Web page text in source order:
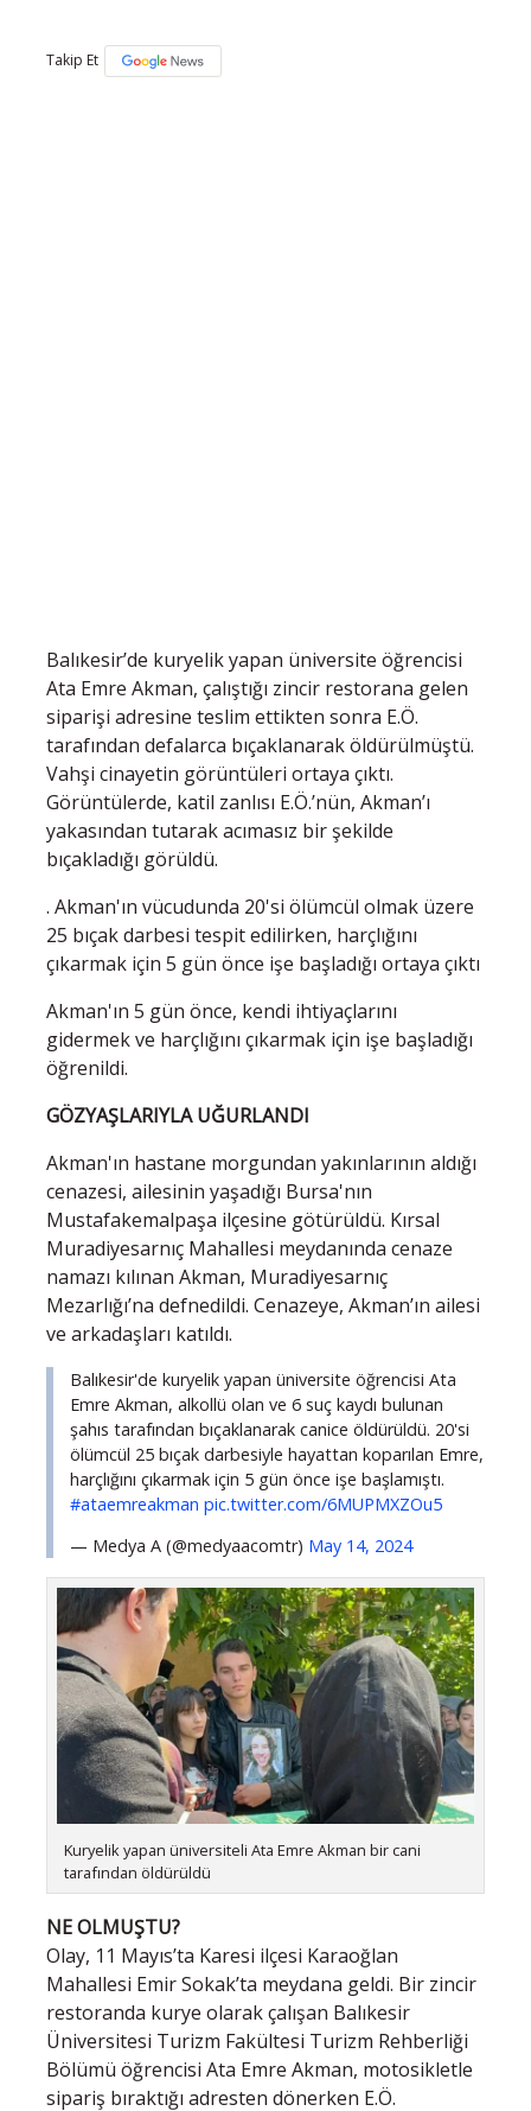
Takip Et
Balıkesir’de kuryelik yapan üniversite öğrencisi
Ata Emre Akman, çalıştığı zincir restorana gelen
siparişi adresine teslim ettikten sonra E.Ö.
tarafından defalarca bıçaklanarak öldürülmüştü.
Vahşi cinayetin görüntüleri ortaya çıktı.
Görüntülerde, katil zanlısı E.Ö.’nün, Akman’ı
yakasından tutarak acımasız bir şekilde
bıçakladığı görüldü.
. Akman'ın vücudunda 20'si ölümcül olmak üzere
25 bıçak darbesi tespit edilirken, harçlığını
çıkarmak için 5 gün önce işe başladığı ortaya çıktı
Akman'ın 5 gün önce, kendi ihtiyaçlarını
gidermek ve harçlığını çıkarmak için işe başladığı
öğrenildi.
GÖZYAŞLARIYLA UĞURLANDI
Akman'ın hastane morgundan yakınlarının aldığı
cenazesi, ailesinin yaşadığı Bursa'nın
Mustafakemalpaşa ilçesine götürüldü. Kırsal
Muradiyesarnıç Mahallesi meydanında cenaze
namazı kılınan Akman, Muradiyesarnıç
Mezarlığı’na defnedildi. Cenazeye, Akman’ın ailesi
ve arkadaşları katıldı.
Balıkesir'de kuryelik yapan üniversite öğrencisi Ata
Emre Akman, alkollü olan ve 6 suç kaydı bulunan
şahıs tarafından bıçaklanarak canice öldürüldü. 20'si
ölümcül 25 bıçak darbesiyle hayattan koparılan Emre,
harçlığını çıkarmak için 5 gün önce işe başlamıştı.
#ataemreakman pic.twitter.com/6MUPMXZOu5
— Medya A (@medyaacomtr) May 14, 2024
Kuryelik yapan üniversiteli Ata Emre Akman bir cani
tarafından öldürüldü
NE OLMUŞTU?
Olay, 11 Mayıs’ta Karesi ilçesi Karaoğlan
Mahallesi Emir Sokak’ta meydana geldi. Bir zincir
restoranda kurye olarak çalışan Balıkesir
Üniversitesi Turizm Fakültesi Turizm Rehberliği
Bölümü öğrencisi Ata Emre Akman, motosikletle
sipariş bıraktığı adresten dönerken E.Ö.